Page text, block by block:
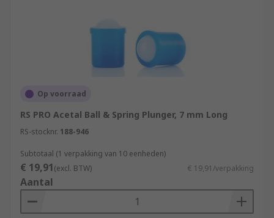
Op voorraad
RS PRO Acetal Ball & Spring Plunger, 7 mm Long
RS-stocknr. 188-946
Subtotaal (1 verpakking van 10 eenheden)
€ 19,91(excl. BTW) € 19,91/verpakking
Aantal